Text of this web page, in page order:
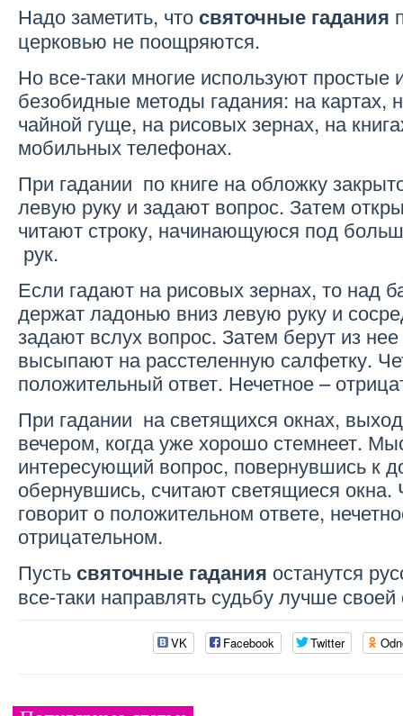
Надо заметить, что святочные гадания
церковью не поощряются.
Но все-таки многие используют простые
безобидные методы гадания: на картах,
чайной гуще, на рисовых зернах, на
мобильных телефонах.
При гадании по книге на обложку
левую руку и задают вопрос. Затем
читают строку, начинающуюся под
рук.
Если гадают на рисовых зернах, то над
держат ладонью вниз левую руку и
задают вслух вопрос. Затем берут из нее
высыпают на расстеленную салфетку.
положительный ответ. Нечетное –
При гадании на светящихся окнах,
вечером, когда уже хорошо стемнеет.
интересующий вопрос, повернувшись к
обернувшись, считают светящиеся окна.
говорит о положительном ответе,
отрицательном.
Пусть святочные гадания останутся
все-таки направлять судьбу лучше
VK Facebook Twitter